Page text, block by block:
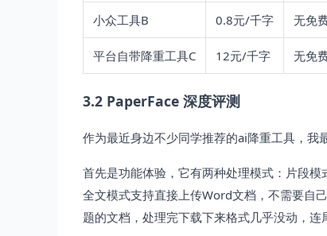
小众工具B 0.8元/千字 无免
平台自带降重工具C 12元/千字 无免
3.2 PaperFace 深度评测
作为最近身边不少同学推荐的ai降重工具，我
首先是功能体验，它有两种处理模式：片段
全文模式支持直接上传Word文档，不需要自
题的文档，处理完下载下来格式几乎没动，连